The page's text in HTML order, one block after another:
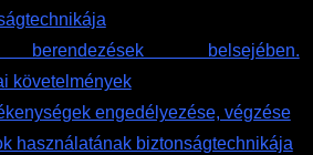
berendezések belsejében.
követelmények
engedélyezése, végzése
használatának biztonságtechnikája